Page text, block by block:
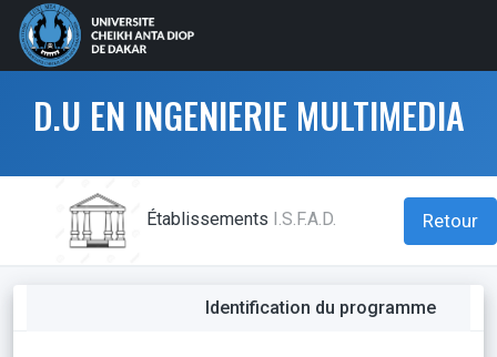
D.U EN INGENIERIE MULTIMEDIA
Établissements I.S.F.A.D. Retour
Identification du programme